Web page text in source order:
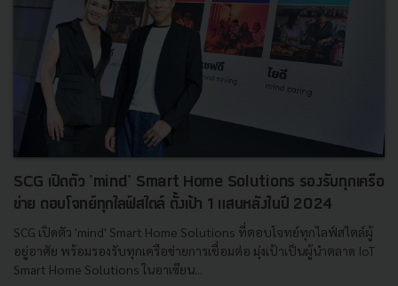
SCG เปิดตัว 'mind' Smart Home Solutions รองรับทุกเครือ
ข่าย ตอบโจทย์ทุกไลฟ์สไตล์ ตั้งเป้า 1 แสนหลังในปี 2024
SCG เปิดตัว 'mind' Smart Home Solutions ที่ตอบโจทย์ทุกไลฟ์สไตล์ผู้
อยู่อาศัย พร้อมรองรับทุกเครือข่ายการเชื่อมต่อ มุ่งเป้าเป็นผู้นำตลาด IoT
Smart Home Solutions ในอาเซียน...